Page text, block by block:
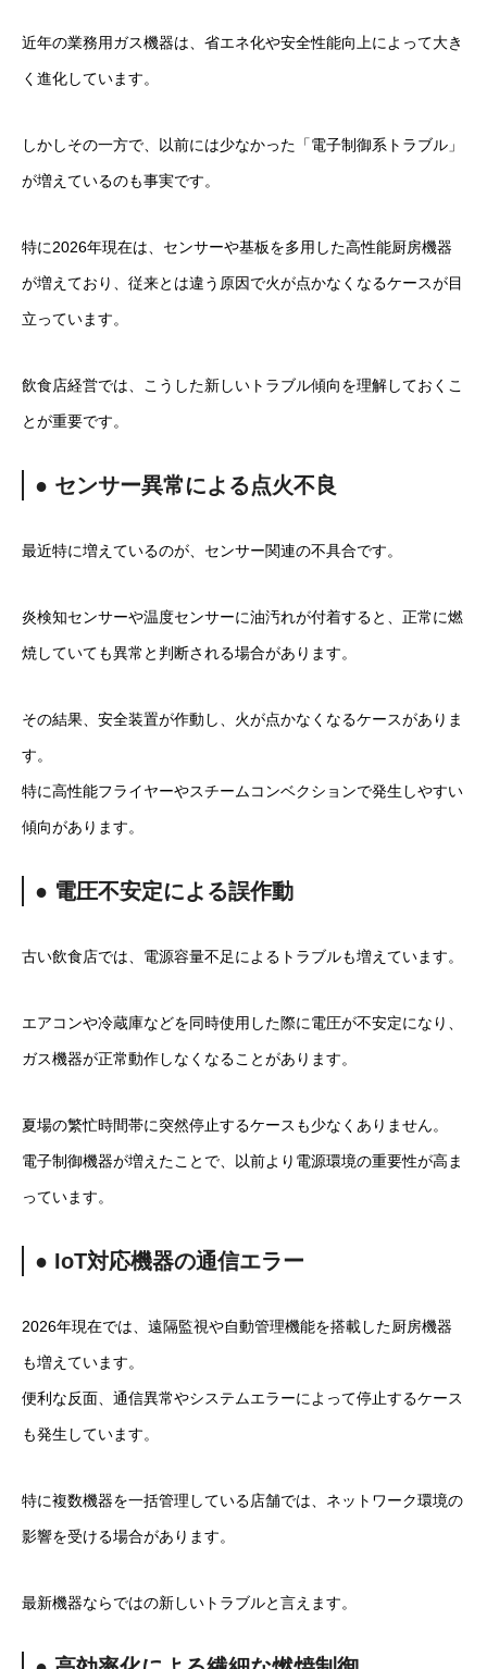
近年の業務用ガス機器は、省エネ化や安全性能向上によって大き
く進化しています。
しかしその一方で、以前には少なかった「電子制御系トラブル」
が増えているのも事実です。
特に2026年現在は、センサーや基板を多用した高性能厨房機器
が増えており、従来とは違う原因で火が点かなくなるケースが目
立っています。
飲食店経営では、こうした新しいトラブル傾向を理解しておくこ
とが重要です。
● センサー異常による点火不良
最近特に増えているのが、センサー関連の不具合です。
炎検知センサーや温度センサーに油汚れが付着すると、正常に燃
焼していても異常と判断される場合があります。
その結果、安全装置が作動し、火が点かなくなるケースがありま
す。
特に高性能フライヤーやスチームコンベクションで発生しやすい
傾向があります。
● 電圧不安定による誤作動
古い飲食店では、電源容量不足によるトラブルも増えています。
エアコンや冷蔵庫などを同時使用した際に電圧が不安定になり、
ガス機器が正常動作しなくなることがあります。
夏場の繁忙時間帯に突然停止するケースも少なくありません。
電子制御機器が増えたことで、以前より電源環境の重要性が高ま
っています。
● IoT対応機器の通信エラー
2026年現在では、遠隔監視や自動管理機能を搭載した厨房機器
も増えています。
便利な反面、通信異常やシステムエラーによって停止するケース
も発生しています。
特に複数機器を一括管理している店舗では、ネットワーク環境の
影響を受ける場合があります。
最新機器ならではの新しいトラブルと言えます。